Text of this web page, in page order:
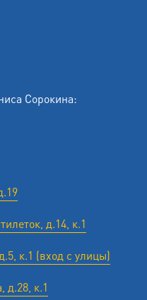
Сорокина:
д.14, к.1
к.1 (вход с улицы)
д.28, к.1